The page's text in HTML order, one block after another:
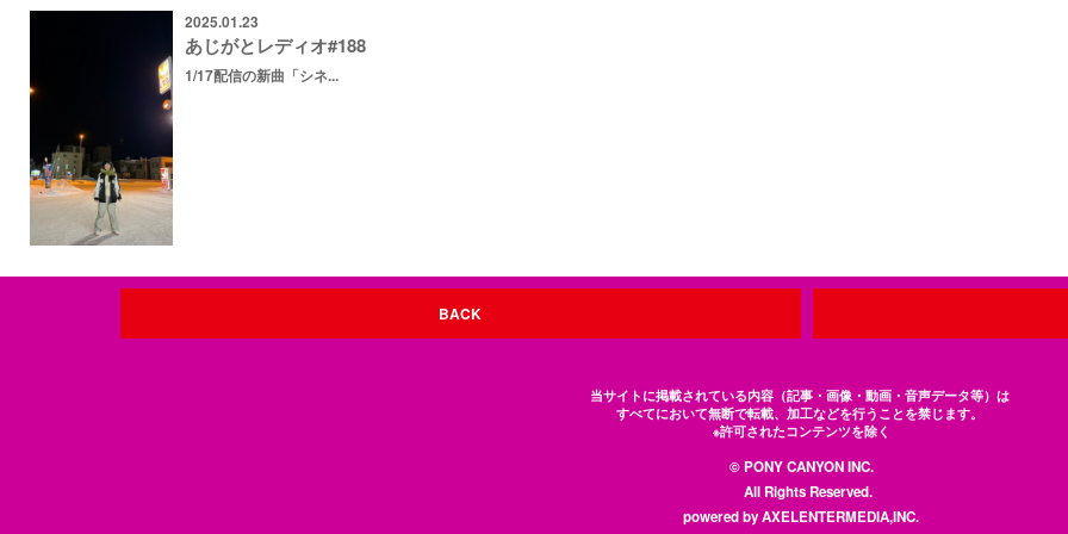
2025.01.23
あじがとレディオ#188
1/17配信の新曲「シネ...
BACK
当サイトに掲載されている内容（記事・画像・動画・音声データ等）は
すべてにおいて無断で転載、加工などを行うことを禁じます。
※許可されたコンテンツを除く
© PONY CANYON INC.
All Rights Reserved.
powered by AXELENTERMEDIA,INC.